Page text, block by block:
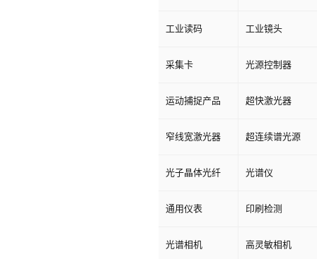
工业读码 工业镜头
采集卡 光源控制器
运动捕捉产品 超快激光器
窄线宽激光器 超连续谱光源
光子晶体光纤 光谱仪
通用仪表 印刷检测
光谱相机 高灵敏相机